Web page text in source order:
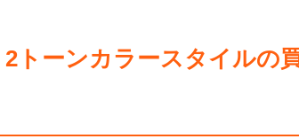
トーンカラースタイルの